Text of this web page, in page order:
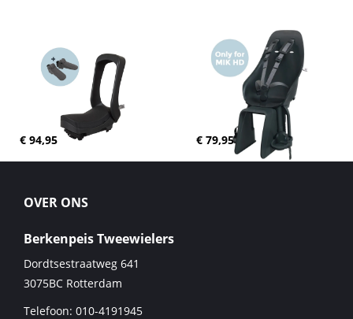
€ 94,95 € 79,95
OVER ONS
Berkenpeis Tweewielers
Dordtsestraatweg 641
3075BC Rotterdam
Telefoon: 010-4191945